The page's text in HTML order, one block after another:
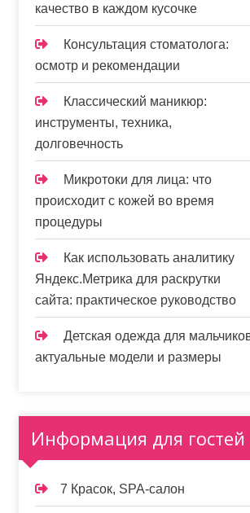
качество в каждом кусочке
Консультация стоматолога:
осмотр и рекомендации
Классический маникюр:
инструменты, техника,
долговечность
Микротоки для лица: что
происходит с кожей во время
процедуры
Как использовать аналитику
Яндекс.Метрика для раскрутки
сайта: практическое руководство
Детская одежда для
актуальные модели и размеры
Информация для гостей
7 Красок, SPA-салон